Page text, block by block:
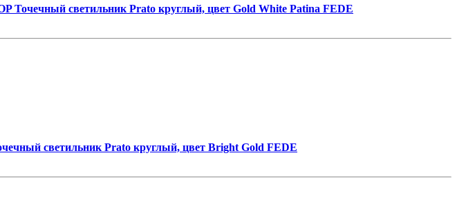
Точечный светильник Prato круглый, цвет Gold White Patina FEDE
светильник Prato круглый, цвет Bright Gold FEDE